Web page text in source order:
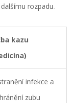
rozpadu.
kazu
infekce a
zubu